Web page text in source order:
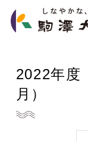
2022年度
月）